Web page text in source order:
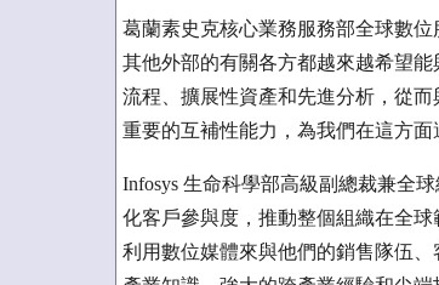
葛蘭素史克核心業務服務部全球數
其他外部的有關各方都越來越希望
流程、擴展性資產和先進分析，從而
重要的互補性能力，為我們在這方面
Infosys 生命科學部高級副總裁兼全
化客戶參與度，推動整個組織在全
利用數位媒體來與他們的銷售隊伍